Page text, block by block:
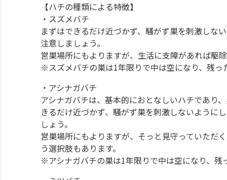
【ハチの種類による特徴】
・スズメバチ
まずはできるだけ近づかず、騒がず巣を刺激しな
注意しましょう。
営巣場所にもよりますが、生活に支障があれば駆
※スズメバチの巣は1年限りで中は空になり、残
・アシナガバチ
アシナガバチは、基本的におとなしいハチであり
きるだけ近づかず、騒がず巣を刺激しないように
しょう。
営巣場所にもよりますが、そっと見守っていただ
う選択肢もあります。
※アシナガバチの巣は1年限りで中は空になり、